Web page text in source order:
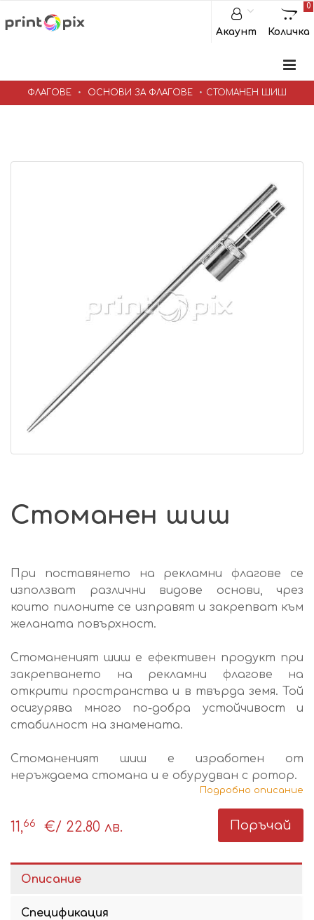
Акаунт
0
Количка
ФЛАГОВЕ ОСНОВИ ЗА ФЛАГОВЕ СТОМАНЕН ШИШ
Стоманен шиш
При поставянето на рекламни флагове се
използват различни видове основи, чрез
които пилоните се изправят и закрепват към
желаната повърхност.
Стоманеният шиш е ефективен продукт при
закрепването на рекламни флагове на
открити пространства и в твърда земя. Той
осигурява много по-добра устойчивост и
стабилност на знамената.
Стоманеният шиш е изработен от
неръждаема стомана и е обурудван с ротор.
Подробно описание
11,66 €/ 22.80 лв. Поръчай
Описание
Спецификация